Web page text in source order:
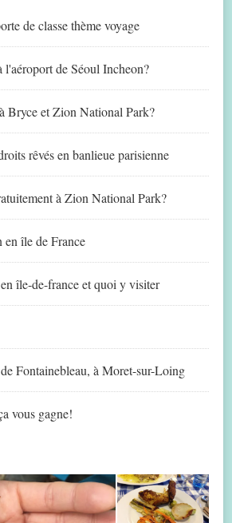
de classe thème voyage
l'aéroport de Séoul Incheon?
Bryce et Zion National Park?
rêvés en banlieue parisienne
à Zion National Park?
en île de France
île-de-france et quoi y visiter
Fontainebleau, à Moret-sur-Loing
vous gagne!